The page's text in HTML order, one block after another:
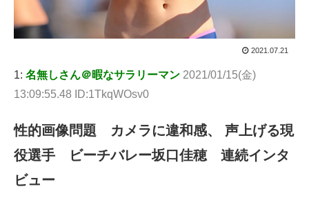
2021.07.21
1: 名無しさん＠暇なサラリーマン 2021/01/15(金)
13:09:55.48 ID:1TkqWOsv0
性的画像問題 カメラに違和感、 声上げる現
役選手 ビーチバレー坂口佳穂 連続インタ
ビュー